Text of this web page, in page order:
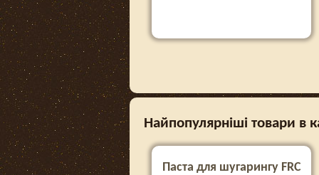
Найпопулярніші товари в
Паста для шугарингу FRC